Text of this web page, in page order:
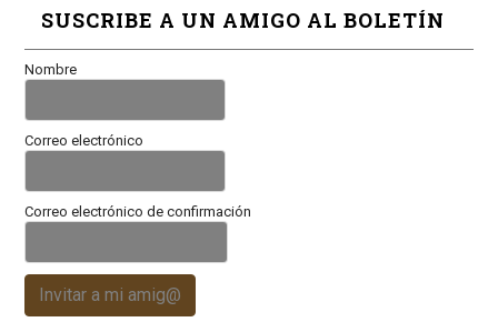
SUSCRIBE A UN AMIGO AL BOLETÍN
Nombre
Correo electrónico
Correo electrónico de confirmación
Invitar a mi amig@